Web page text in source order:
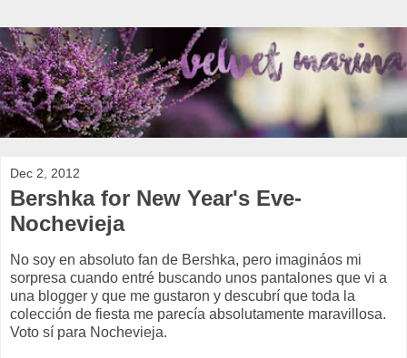
Dec 2, 2012
Bershka for New Year's Eve-
Nochevieja
No soy en absoluto fan de Bershka, pero imagináos mi
sorpresa cuando entré buscando unos pantalones que vi a
una blogger y que me gustaron y descubrí que toda la
colección de fiesta me parecía absolutamente maravillosa.
Voto sí para Nochevieja.